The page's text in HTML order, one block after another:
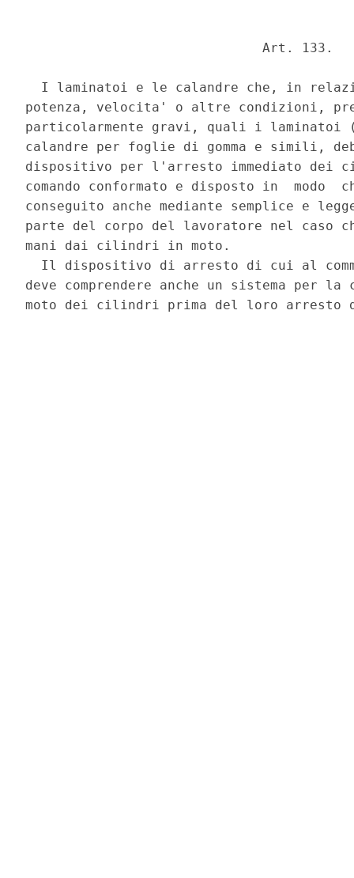
                              Art. 133.
I laminatoi e le calandre che, in
potenza, velocita' o altre condizioni,
particolarmente gravi, quali i laminatoi
calandre per foglie di gomma e simili,
dispositivo per l'arresto immediato dei
comando conformato e disposto in  modo
conseguito anche mediante semplice e
parte del corpo del lavoratore nel caso
mani dai cilindri in moto.
Il dispositivo di arresto di cui al
deve comprendere anche un sistema per la